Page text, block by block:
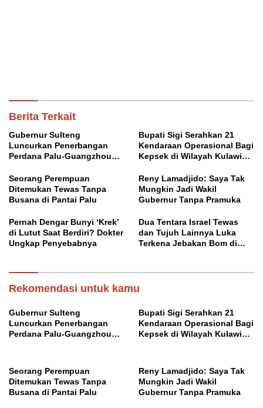
Berita Terkait
Gubernur Sulteng
Luncurkan Penerbangan
Perdana Palu-Guangzhou
Bupati Sigi Serahkan 21
Kendaraan Operasional Bagi
Kepsek di Wilayah Kulawi
Seorang Perempuan
Ditemukan Tewas Tanpa
Busana di Pantai Palu
Reny Lamadjido: Saya Tak
Mungkin Jadi Wakil
Gubernur Tanpa Pramuka
Pernah Dengar Bunyi ‘Krek’
di Lutut Saat Berdiri? Dokter
Ungkap Penyebabnya
Dua Tentara Israel Tewas
dan Tujuh Lainnya Luka
Terkena Jebakan Bom di
Rekomendasi untuk kamu
Gubernur Sulteng
Luncurkan Penerbangan
Perdana Palu-Guangzhou
Bupati Sigi Serahkan 21
Kendaraan Operasional Bagi
Kepsek di Wilayah Kulawi
Seorang Perempuan
Ditemukan Tewas Tanpa
Busana di Pantai Palu
Reny Lamadjido: Saya Tak
Mungkin Jadi Wakil
Gubernur Tanpa Pramuka